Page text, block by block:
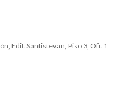
Edif. Santistevan, Piso 3, Ofi. 1